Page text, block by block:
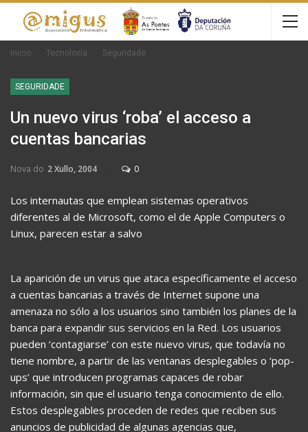
Inicio Tecnoloxía Seguridade
SEGURIDADE
Un nuevo virus ‘roba’ el acceso a
cuentas bancarias
Nova do 2 Xullo, 2004 0
Los internautas que emplean sistemas operativos
diferentes al de Microsoft, como el de Apple Computers o
Linux, parecen estar a salvo
La aparición de un virus que ataca específicamente el acceso
a cuentas bancarias a través de Internet supone una
amenaza no sólo a los usuarios sino también los planes de la
banca para expandir sus servicios en la Red. Los usuarios
pueden ‘contagiarse’ con este nuevo virus, que todavía no
tiene nombre, a partir de las ventanas desplegables o ‘pop-
ups’ que introducen programas capaces de robar
información, sin que el usuario tenga conocimiento de ello.
Estos desplegables proceden de redes que reciben sus
anuncios de publicidad de algunas agencias que,